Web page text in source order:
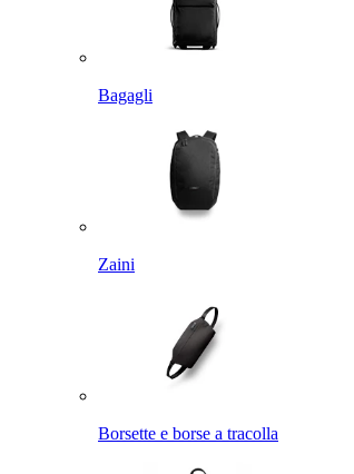
Bagagli
Zaini
Borsette e borse a tracolla